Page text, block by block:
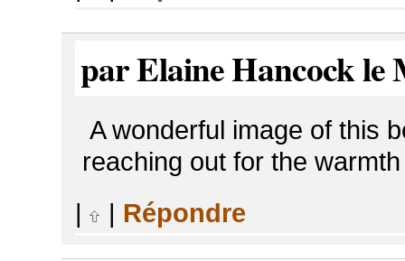
par Elaine Hancock le
A wonderful image of this
reaching out for the
|
| Répondre